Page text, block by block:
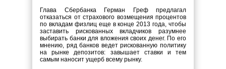
Глава Сбербанка Герман Греф предлагал
отказаться от страхового возмещения процентов
по вкладам физлиц еще в конце 2013 года, чтобы
заставить рискованных вкладчиков разумнее
выбирать банки для вложения своих денег. По его
мнению, ряд банков ведет рискованную политику
на рынке депозитов: завышает ставки и тем
самым наносит ущерб всему рынку.